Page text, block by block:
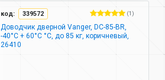
код: 339572 (1)
Доводчик дверной Vanger, DC-85-BR,
-40°C + 60°C °C, до 85 кг, коричневый,
26410